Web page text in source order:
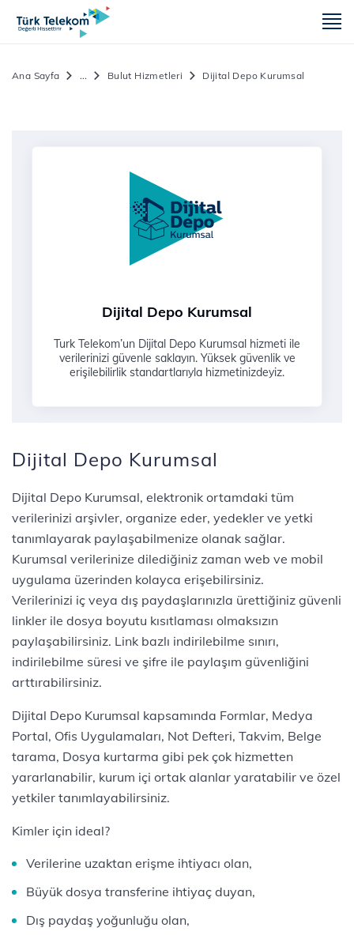
Ana Sayfa ... Bulut Hizmetleri Dijital Depo Kurumsal
Dijital Depo Kurumsal
Turk Telekom’un Dijital Depo Kurumsal hizmeti ile
verilerinizi güvenle saklayın. Yüksek güvenlik ve
erişilebilirlik standartlarıyla hizmetinizdeyiz.
Dijital Depo Kurumsal
Dijital Depo Kurumsal, elektronik ortamdaki tüm
verilerinizi arşivler, organize eder, yedekler ve yetki
tanımlayarak paylaşabilmenize olanak sağlar.
Kurumsal verilerinize dilediğiniz zaman web ve mobil
uygulama üzerinden kolayca erişebilirsiniz.
Verilerinizi iç veya dış paydaşlarınızla ürettiğiniz güvenli
linkler ile dosya boyutu kısıtlaması olmaksızın
paylaşabilirsiniz. Link bazlı indirilebilme sınırı,
indirilebilme süresi ve şifre ile paylaşım güvenliğini
arttırabilirsiniz.
Dijital Depo Kurumsal kapsamında Formlar, Medya
Portal, Ofis Uygulamaları, Not Defteri, Takvim, Belge
tarama, Dosya kurtarma gibi pek çok hizmetten
yararlanabilir, kurum içi ortak alanlar yaratabilir ve özel
yetkiler tanımlayabilirsiniz.
Kimler için ideal?
Verilerine uzaktan erişme ihtiyacı olan,
Büyük dosya transferine ihtiyaç duyan,
Dış paydaş yoğunluğu olan,